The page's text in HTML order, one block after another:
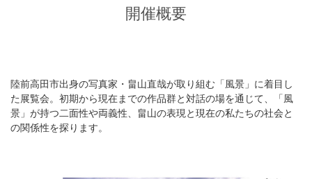
開催概要
陸前高田市出身の写真家・畠山直哉が取り組む「風景」に着目し
た展覧会。初期から現在までの作品群と対話の場を通じて、「風
景」が持つ二面性や両義性、畠山の表現と現在の私たちの社会と
の関係性を探ります。